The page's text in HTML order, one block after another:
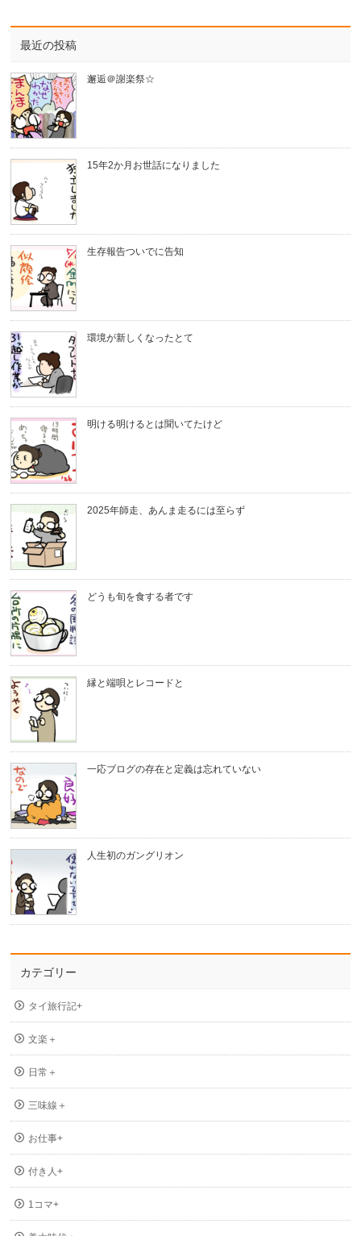
最近の投稿
邂逅＠謝楽祭☆
15年2か月お世話になりました
生存報告ついでに告知
環境が新しくなったとて
明ける明けるとは聞いてたけど
2025年師走、あんま走るには至らず
どうも旬を食する者です
縁と端唄とレコードと
一応ブログの存在と定義は忘れていない
人生初のガングリオン
カテゴリー
タイ旅行記+
文楽＋
日常＋
三味線＋
お仕事+
付き人+
1コマ+